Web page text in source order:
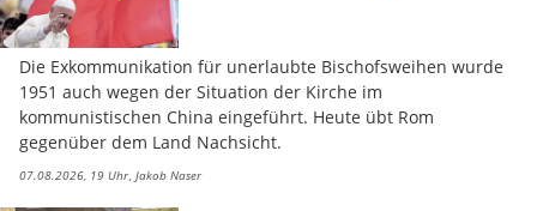
Die Exkommunikation für unerlaubte Bischofsweihen wurde
1951 auch wegen der Situation der Kirche im
kommunistischen China eingeführt. Heute übt Rom
gegenüber dem Land Nachsicht.
07.08.2026, 19 Uhr Jakob Naser